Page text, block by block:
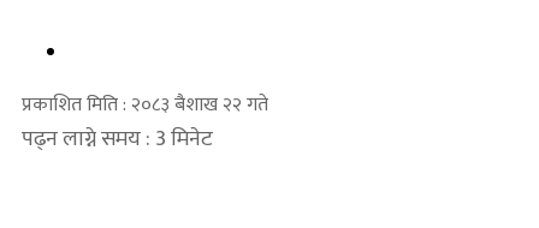
प्रकाशित मिति : २०८३ बैशाख २२ गते
पढ्न लाग्ने समय : 3 मिनेट